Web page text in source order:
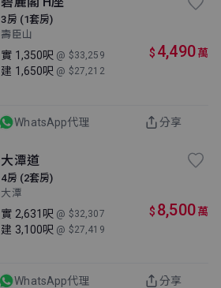
3房 (1套房)
壽臣山
實 1,350呎 @ $33,259
建 1,650呎 @ $27,212
$ 4,490萬
WhatsApp代理 分享
大潭道
4房 (2套房)
大潭
實 2,631呎 @ $32,307
建 3,100呎 @ $27,419
$ 8,500萬
WhatsApp代理 分享